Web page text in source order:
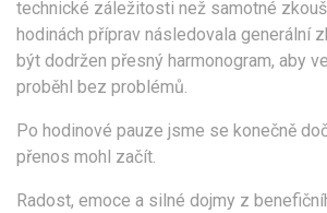
technické záležitosti než samotné
hodinách příprav následovala generální
být dodržen přesný harmonogram, aby
proběhl bez problémů.
Po hodinové pauze jsme se konečně
přenos mohl začít.
Radost, emoce a silné dojmy z